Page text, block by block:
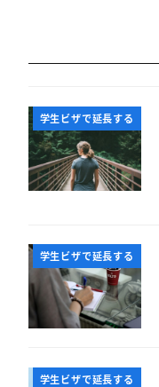
学生ビザで延長する
学生ビザで延長する
学生ビザで延長する